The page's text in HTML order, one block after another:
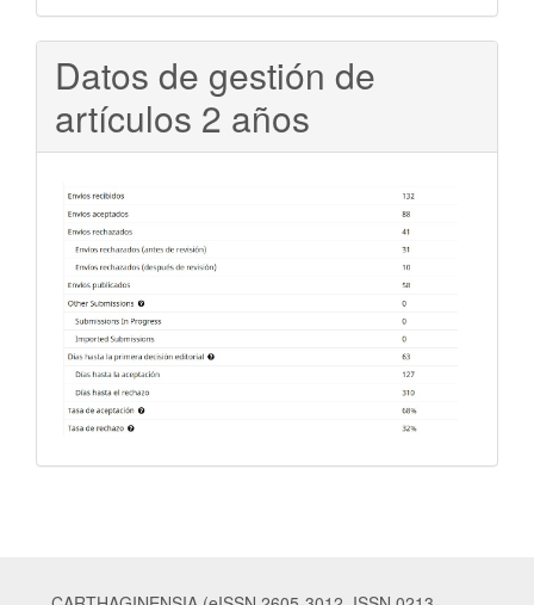
Datos de gestión de
artículos 2 años